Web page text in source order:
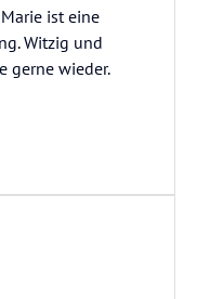
ist eine
Witzig und
gerne wieder.